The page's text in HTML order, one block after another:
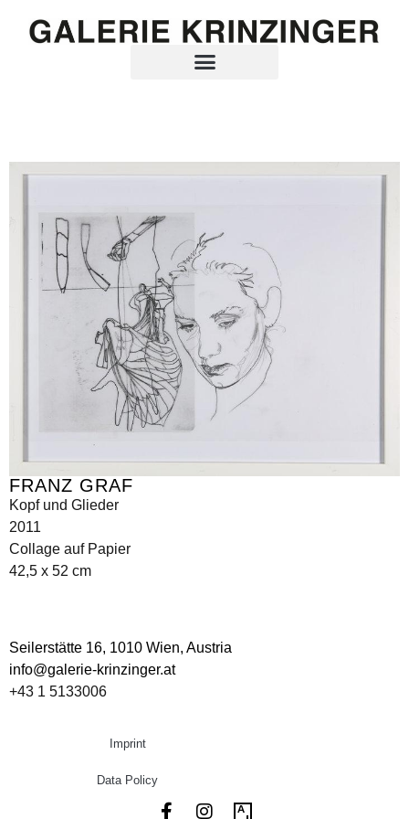
FRANZ GRAF
Kopf und Glieder
2011
Collage auf Papier
42,5 x 52 cm
Seilerstätte 16, 1010 Wien, Austria
info@galerie-krinzinger.at
+43 1 5133006
Imprint
Data Policy